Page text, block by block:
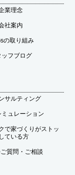
業理念
社案内
の取り組み
ッフブログ
サルティング
ミュレーション
で家づくりがストッ
ている方
質問・ご相談